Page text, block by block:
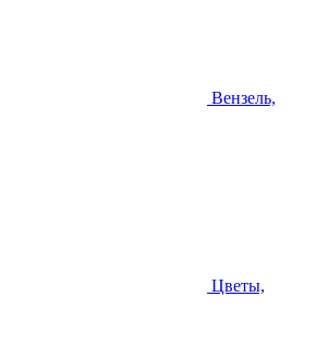
Вензель,
Цветы,